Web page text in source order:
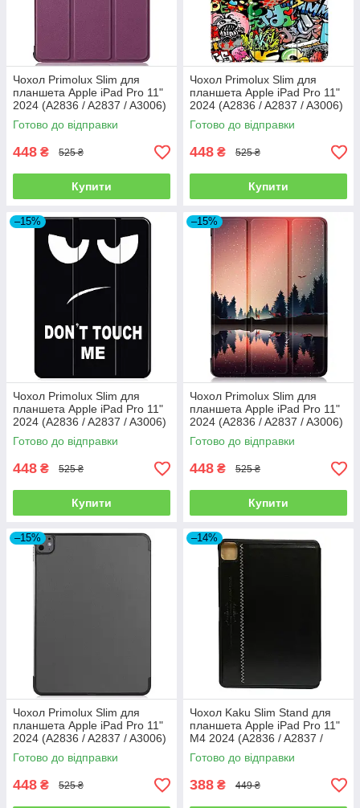
Чохол Primolux Slim для
планшета Apple iPad Pro 11"
2024 (A2836 / A2837 / A3006)
- Purple
Готово до відправки
448 ₴ 525 ₴
Купити
Чохол Primolux Slim для
планшета Apple iPad Pro 11"
2024 (A2836 / A2837 / A3006)
- Graffiti
Готово до відправки
448 ₴ 525 ₴
Купити
–15%
Чохол Primolux Slim для
планшета Apple iPad Pro 11"
2024 (A2836 / A2837 / A3006)
- Don’t Touch
Готово до відправки
448 ₴ 525 ₴
Купити
–15%
Чохол Primolux Slim для
планшета Apple iPad Pro 11"
2024 (A2836 / A2837 / A3006)
- Nature
Готово до відправки
448 ₴ 525 ₴
Купити
–15%
Чохол Primolux Slim для
планшета Apple iPad Pro 11"
2024 (A2836 / A2837 / A3006)
- Grey
Готово до відправки
448 ₴ 525 ₴
–14%
Чохол Kaku Slim Stand для
планшета Apple iPad Pro 11"
M4 2024 (A2836 / A2837 /
A3006) - Black
Готово до відправки
388 ₴ 449 ₴